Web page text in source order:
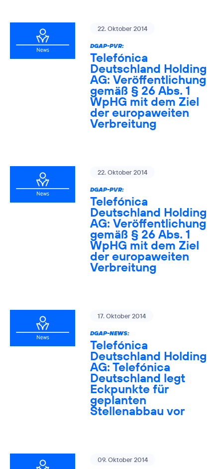
22. Oktober 2014
DGAP-PVR:
Telefónica
Deutschland Holding
AG: Veröffentlichung
gemäß § 26 Abs. 1
WpHG mit dem Ziel
der europaweiten
Verbreitung
22. Oktober 2014
DGAP-PVR:
Telefónica
Deutschland Holding
AG: Veröffentlichung
gemäß § 26 Abs. 1
WpHG mit dem Ziel
der europaweiten
Verbreitung
17. Oktober 2014
DGAP-NEWS:
Telefónica
Deutschland Holding
AG: Telefónica
Deutschland legt
Eckpunkte für
geplanten
Stellenabbau vor
09. Oktober 2014